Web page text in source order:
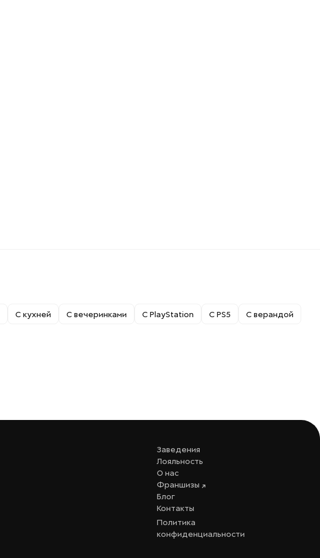
С кухней С вечеринками С PlayStation С PS5
С верандой
Заведения
Лояльность
О нас
Франшизы
Блог
Контакты
Политика
конфиденциальности